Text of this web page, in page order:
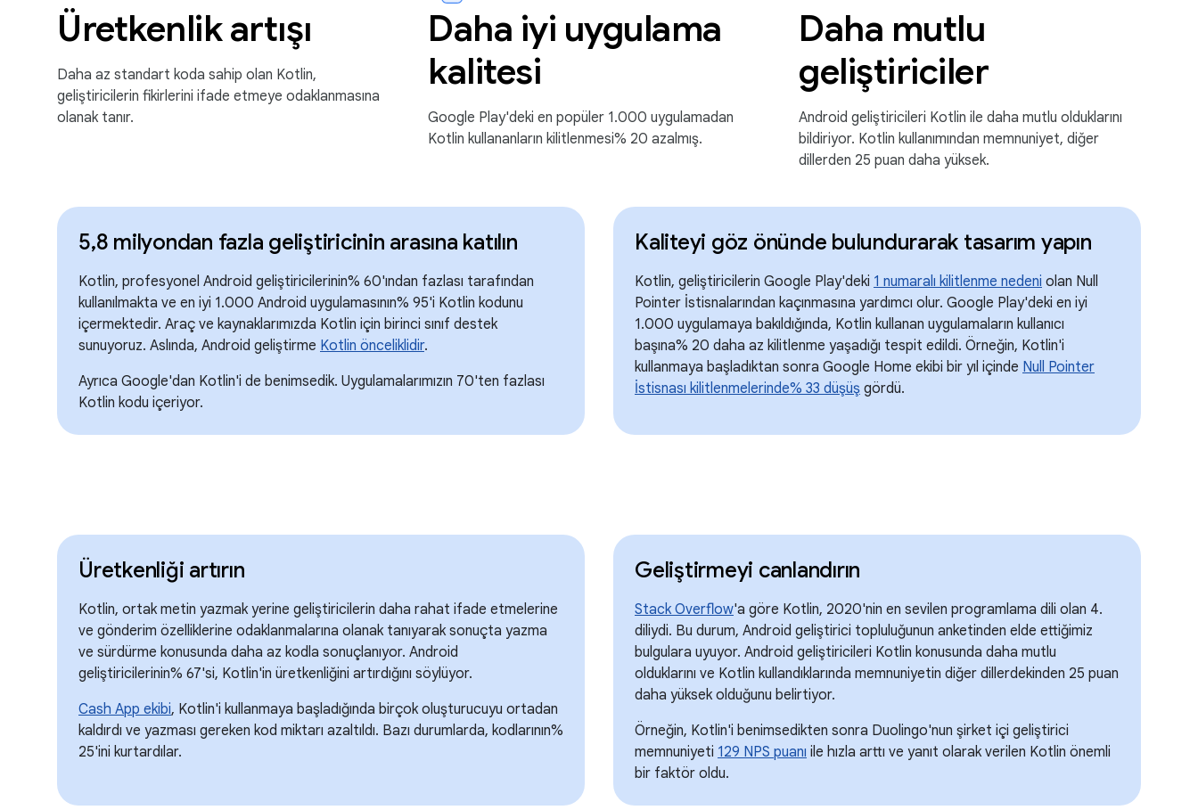
Üretkenlik artışı
Daha az standart koda sahip olan Kotlin,
geliştiricilerin fikirlerini ifade etmeye odaklanmasına
olanak tanır.
Daha iyi uygulama
kalitesi
Google Play'deki en popüler 1.000 uygulamadan
Kotlin kullananların kilitlenmesi% 20 azalmış.
Daha mutlu
geliştiriciler
Android geliştiricileri Kotlin ile daha mutlu olduklarını
bildiriyor. Kotlin kullanımından memnuniyet, diğer
dillerden 25 puan daha yüksek.
5,8 milyondan fazla geliştiricinin arasına katılın
Kotlin, profesyonel Android geliştiricilerinin% 60'ından fazlası tarafından
kullanılmakta ve en iyi 1.000 Android uygulamasının% 95'i Kotlin kodunu
içermektedir. Araç ve kaynaklarımızda Kotlin için birinci sınıf destek
sunuyoruz. Aslında, Android geliştirme Kotlin önceliklidir.
Ayrıca Google'dan Kotlin'i de benimsedik. Uygulamalarımızın 70'ten fazlası
Kotlin kodu içeriyor.
Kaliteyi göz önünde bulundurarak tasarım yapın
Kotlin, geliştiricilerin Google Play'deki 1 numaralı kilitlenme nedeni olan Null
Pointer İstisnalarından kaçınmasına yardımcı olur. Google Play'deki en iyi
1.000 uygulamaya bakıldığında, Kotlin kullanan uygulamaların kullanıcı
başına% 20 daha az kilitlenme yaşadığı tespit edildi. Örneğin, Kotlin'i
kullanmaya başladıktan sonra Google Home ekibi bir yıl içinde Null Pointer
İstisnası kilitlenmelerinde% 33 düşüş gördü.
Üretkenliği artırın
Kotlin, ortak metin yazmak yerine geliştiricilerin daha rahat ifade etmelerine
ve gönderim özelliklerine odaklanmalarına olanak tanıyarak sonuçta yazma
ve sürdürme konusunda daha az kodla sonuçlanıyor. Android
geliştiricilerinin% 67'si, Kotlin'in üretkenliğini artırdığını söylüyor.
Cash App ekibi, Kotlin'i kullanmaya başladığında birçok oluşturucuyu ortadan
kaldırdı ve yazması gereken kod miktarı azaltıldı. Bazı durumlarda, kodlarının%
25'ini kurtardılar.
Geliştirmeyi canlandırın
Stack Overflow'a göre Kotlin, 2020'nin en sevilen programlama dili olan 4.
diliydi. Bu durum, Android geliştirici topluluğunun anketinden elde ettiğimiz
bulgulara uyuyor. Android geliştiricileri Kotlin konusunda daha mutlu
olduklarını ve Kotlin kullandıklarında memnuniyetin diğer dillerdekinden 25 puan
daha yüksek olduğunu belirtiyor.
Örneğin, Kotlin'i benimsedikten sonra Duolingo'nun şirket içi geliştirici
memnuniyeti 129 NPS puanı ile hızla arttı ve yanıt olarak verilen Kotlin önemli
bir faktör oldu.